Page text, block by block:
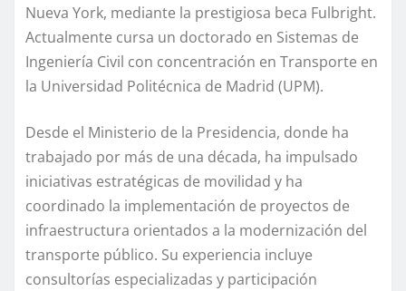
Nueva York, mediante la prestigiosa beca Fulbright.
Actualmente cursa un doctorado en Sistemas de
Ingeniería Civil con concentración en Transporte en
la Universidad Politécnica de Madrid (UPM).
Desde el Ministerio de la Presidencia, donde ha
trabajado por más de una década, ha impulsado
iniciativas estratégicas de movilidad y ha
coordinado la implementación de proyectos de
infraestructura orientados a la modernización del
transporte público. Su experiencia incluye
consultorías especializadas y participación